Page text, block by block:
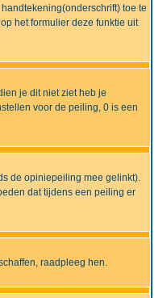
toe te
het formulier deze funktie uit
je dit niet ziet heb je
voor de peiling, 0 is een
de opiniepeiling mee gelinkt).
dat tijdens een peiling er
raadpleeg hen.